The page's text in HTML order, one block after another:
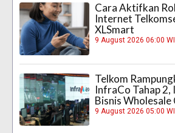
Cara Aktifkan
Internet
XLSmart
9 August 2026 06:00
Telkom
InfraCo Tahap
Bisnis
9 August 2026 05:00